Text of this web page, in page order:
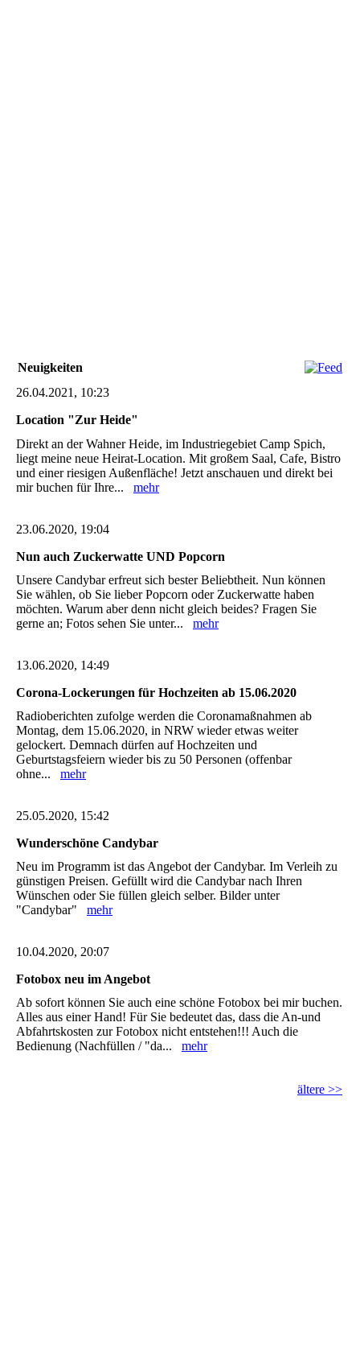
Neuigkeiten
26.04.2021, 10:23
Location "Zur Heide"
Direkt an der Wahner Heide, im Industriegebiet Camp Spich,
liegt meine neue Heirat-Location. Mit großem Saal, Cafe, Bistro
und einer riesigen Außenfläche! Jetzt anschauen und direkt bei
mir buchen für Ihre... mehr
23.06.2020, 19:04
Nun auch Zuckerwatte UND Popcorn
Unsere Candybar erfreut sich bester Beliebtheit. Nun können
Sie wählen, ob Sie lieber Popcorn oder Zuckerwatte haben
möchten. Warum aber denn nicht gleich beides? Fragen Sie
gerne an; Fotos sehen Sie unter... mehr
13.06.2020, 14:49
Corona-Lockerungen für Hochzeiten ab 15.06.2020
Radioberichten zufolge werden die Coronamaßnahmen ab
Montag, dem 15.06.2020, in NRW wieder etwas weiter
gelockert. Demnach dürfen auf Hochzeiten und
Geburtstagsfeiern wieder bis zu 50 Personen (offenbar
ohne... mehr
25.05.2020, 15:42
Wunderschöne Candybar
Neu im Programm ist das Angebot der Candybar. Im Verleih zu
günstigen Preisen. Gefüllt wird die Candybar nach Ihren
Wünschen oder Sie füllen gleich selber. Bilder unter
"Candybar" mehr
10.04.2020, 20:07
Fotobox neu im Angebot
Ab sofort können Sie auch eine schöne Fotobox bei mir buchen.
Alles aus einer Hand! Für Sie bedeutet das, dass die An-und
Abfahrtskosten zur Fotobox nicht entstehen!!! Auch die
Bedienung (Nachfüllen / "da... mehr
ältere >>